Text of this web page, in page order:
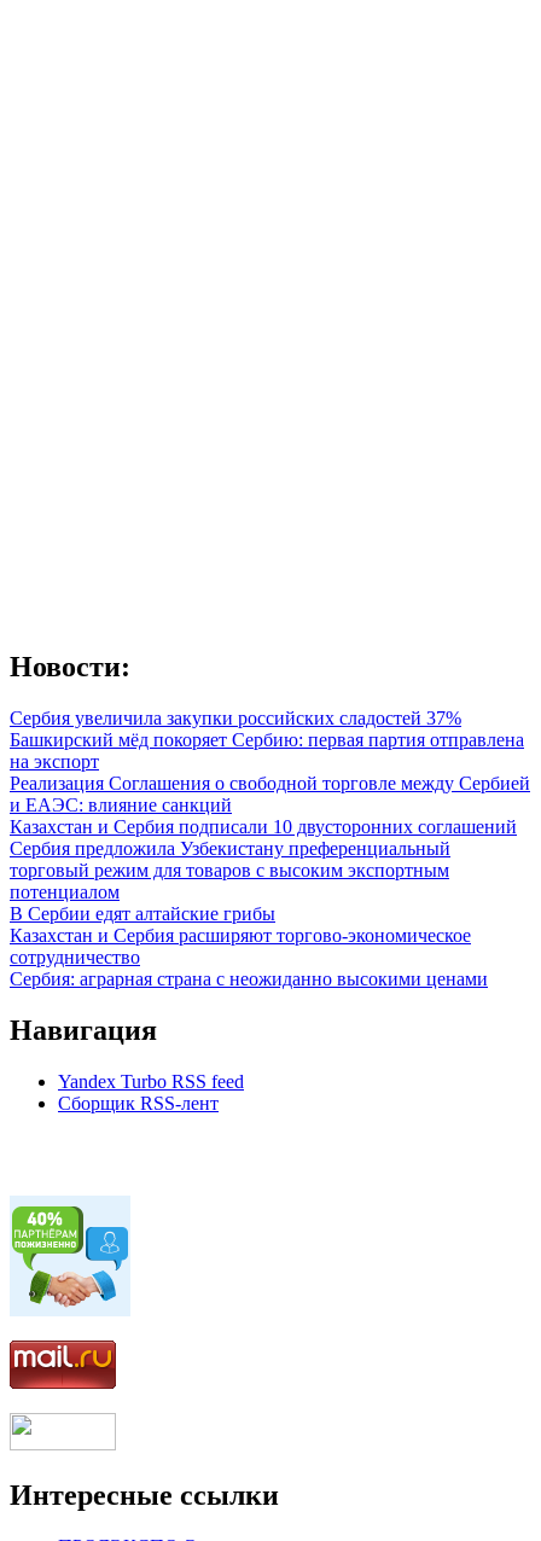
Новости:
Сербия увеличила закупки российских сладостей 37%
Башкирский мёд покоряет Сербию: первая партия отправлена
на экспорт
Реализация Соглашения о свободной торговле между Сербией
и ЕАЭС: влияние санкций
Казахстан и Сербия подписали 10 двусторонних соглашений
Сербия предложила Узбекистану преференциальный
торговый режим для товаров с высоким экспортным
потенциалом
В Сербии едят алтайские грибы
Казахстан и Сербия расширяют торгово-экономическое
сотрудничество
Сербия: аграрная страна с неожиданно высокими ценами
Навигация
Yandex Turbo RSS feed
Сборщик RSS-лент
Интересные ссылки